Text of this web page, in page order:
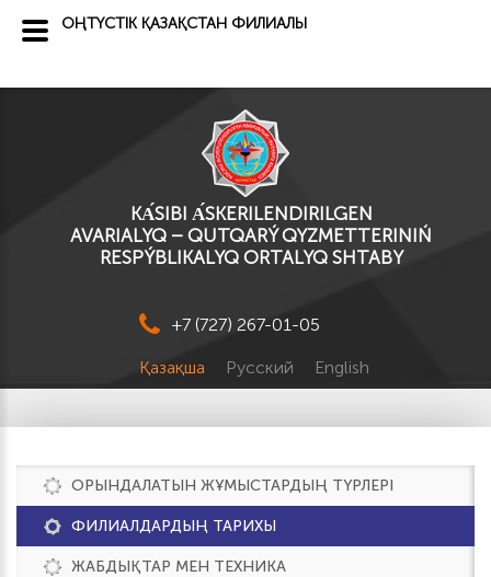
KА́SІBI А́SKERILENDIRILGEN
AVARIALYQ – QUTQARÝ QYZMETTERINIŃ
RESPÝBLIKALYQ ORTALYQ SHTABY
+7 (727) 267-01-05
Қазақша Русский English
ОРЫНДАЛАТЫН ЖҰМЫСТАРДЫҢ ТҮРЛЕРІ
ФИЛИАЛДАРДЫҢ ТАРИХЫ
ЖАБДЫҚТАР МЕН ТЕХНИКА
ОҢТҮСТІК ҚАЗАҚСТАН ФИЛИАЛЫ